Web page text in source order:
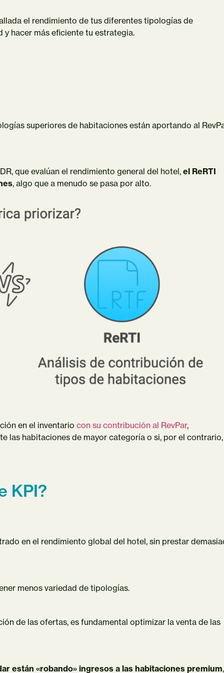
el rendimiento de tus diferentes tipologías de
hacer más eficiente tu estrategia.
superiores de habitaciones están aportando al
que evalúan el rendimiento general del hotel, el ReRTI
, algo que a menudo se pasa por alto.
en el inventario con su contribución al RevPar,
las habitaciones de mayor categoría o si, por el contrario,
KPI?
en el rendimiento global del hotel, sin prestar
menos variedad de tipologías.
de las ofertas, es fundamental optimizar la venta de las
están «robando» ingresos a las habitaciones premium